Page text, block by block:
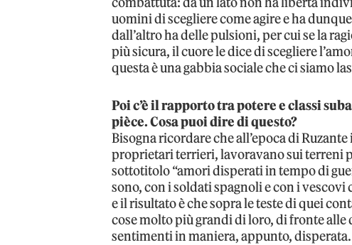
uomini di scegliere come agire e ha
dall’altro ha delle pulsioni, per cui se la
più sicura, il cuore le dice di scegliere
questa è una gabbia sociale che ci siamo
Poi c’è il rapporto tra potere e classi
pièce. Cosa puoi dire di questo?
Bisogna ricordare che all’epoca di
proprietari terrieri, lavoravano sui terreni
sottotitolo “amori disperati in tempo di
sono, con i soldati spagnoli e con i
e il risultato è che sopra le teste di quei
cose molto più grandi di loro, di fronte
sentimenti in maniera, appunto, disperata.